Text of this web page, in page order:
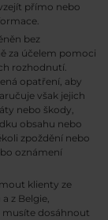
přímo nebo
bez
za účelem pomoci
rozhodnutí.
opatření, aby
však jejich
nebo škody,
obsahu nebo
zpoždění nebo
oznámení
klienty ze
z Belgie,
musíte dosáhnout